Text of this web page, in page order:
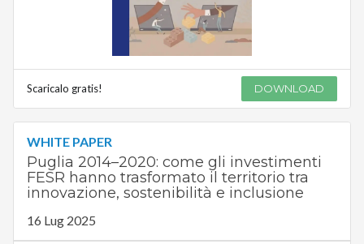
Scaricalo gratis! DOWNLOAD
WHITE PAPER
Puglia 2014–2020: come gli investimenti
FESR hanno trasformato il territorio tra
innovazione, sostenibilità e inclusione
16 Lug 2025